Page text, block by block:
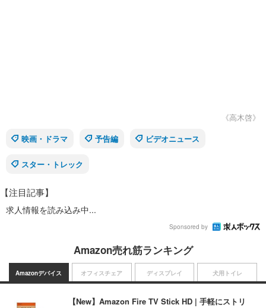
《高木啓》
映画・ドラマ
予告編 ビデオニュース
スター・トレック
【注目記事】
求人情報を読み込み中...
Sponsored by
Amazon売れ筋ランキング
Amazonデバイス
【New】Amazon Fire TV Stick HD | 手軽にストリ
オフィスチェア ディスプレイ 犬用トイレ